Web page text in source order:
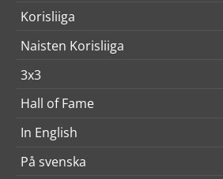
Korisliiga
Naisten Korisliiga
3x3
Hall of Fame
In English
På svenska